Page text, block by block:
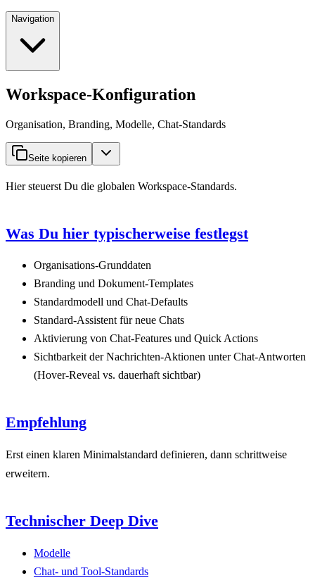
Navigation
Workspace-Konfiguration
Organisation, Branding, Modelle, Chat-Standards
Seite kopieren
Hier steuerst Du die globalen Workspace-Standards.
Was Du hier typischerweise festlegst
Organisations-Grunddaten
Branding und Dokument-Templates
Standardmodell und Chat-Defaults
Standard-Assistent für neue Chats
Aktivierung von Chat-Features und Quick Actions
Sichtbarkeit der Nachrichten-Aktionen unter Chat-Antworten
(Hover-Reveal vs. dauerhaft sichtbar)
Empfehlung
Erst einen klaren Minimalstandard definieren, dann schrittweise
erweitern.
Technischer Deep Dive
Modelle
Chat- und Tool-Standards